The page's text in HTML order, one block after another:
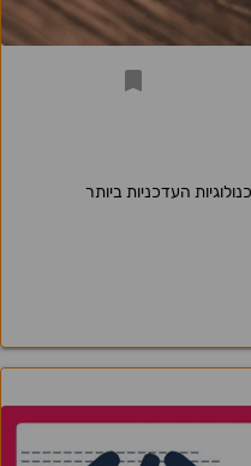
העדכניות ביותר